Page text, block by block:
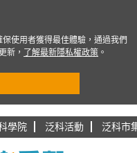
學院 泛科活動 泛科市
使用者獲得最佳體驗，通過我們
新，
了解最新隱私權政策 。